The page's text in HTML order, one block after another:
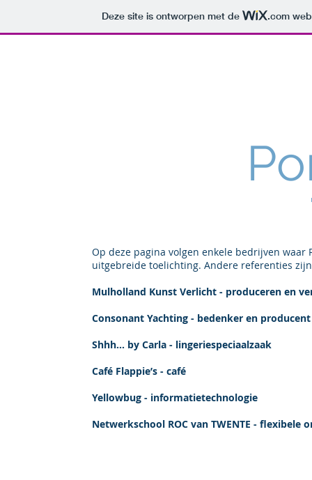
Deze site is ontworpen met de .com
Op deze pagina volgen enkele bedrijven
uitgebreide toelichting. Andere referenties
Mulholland Kunst Verlicht - produceren en
Consonant Yachting - bedenker en
Shhh... by Carla​ - lingeriespeciaalzaak
Café Flappie’s - café
Yellowbug - informatietechnologie
Netwerkschool ROC van TWENTE -